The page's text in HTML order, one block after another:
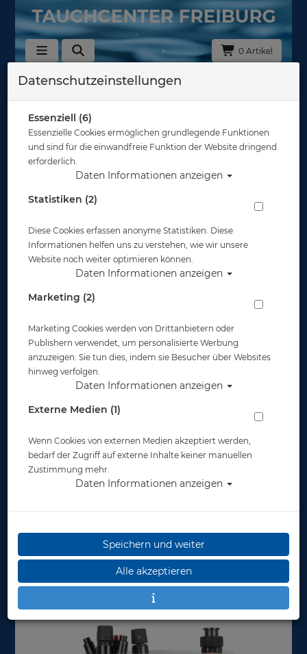
0 Artikel
Zurück
Datenschutzeinstellungen
Essenziell (6)
Essenzielle Cookies ermöglichen grundlegende Funktionen
und sind für die einwandfreie Funktion der Website dringend
erforderlich.
Daten Informationen anzeigen
Statistiken (2)
Diese Cookies erfassen anonyme Statistiken. Diese
Informationen helfen uns zu verstehen, wie wir unsere
Website noch weiter optimieren können.
Daten Informationen anzeigen
Marketing (2)
Marketing Cookies werden von Drittanbietern oder
Publishern verwendet, um personalisierte Werbung
anzuzeigen. Sie tun dies, indem sie Besucher über Websites
hinweg verfolgen.
Daten Informationen anzeigen
Externe Medien (1)
Wenn Cookies von externen Medien akzeptiert werden,
bedarf der Zugriff auf externe Inhalte keiner manuellen
Zustimmung mehr.
Daten Informationen anzeigen
Speichern und weiter
Alle akzeptieren